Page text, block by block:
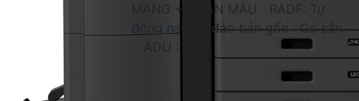
MẠNG + SCAN MÀU RADF: Tự
động nạp và đảo bản gốc : Có sẵn.
ADU : Tự...